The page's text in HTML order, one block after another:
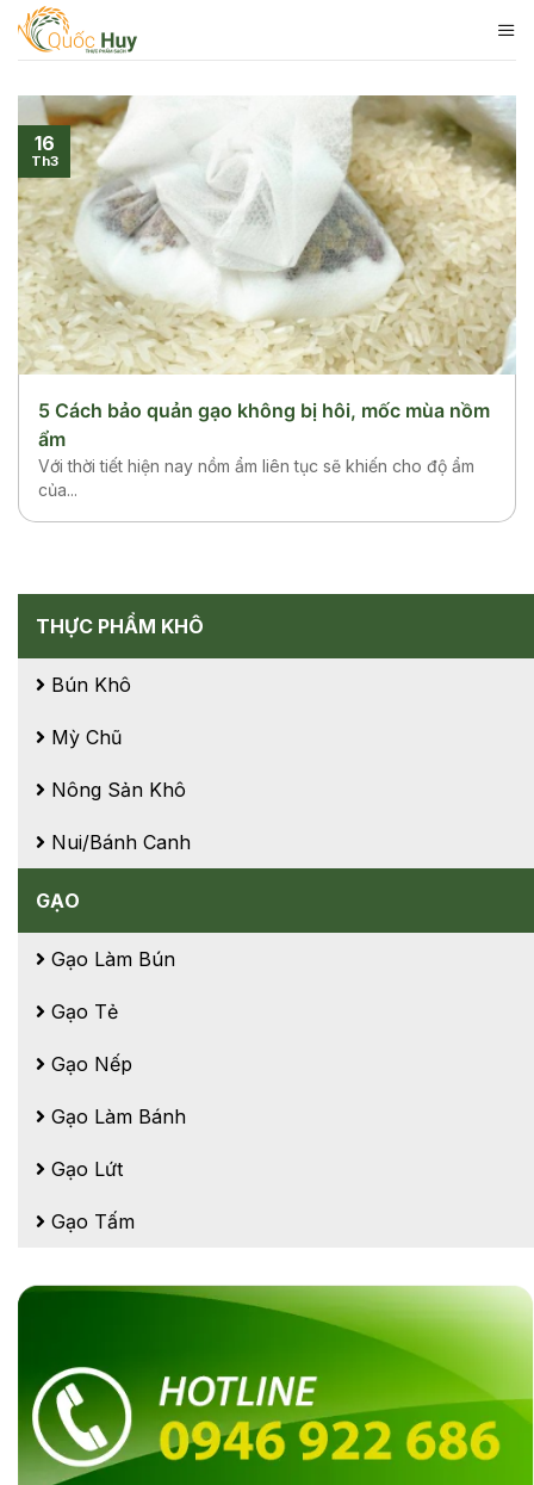
Skip
THỰC PHẨM KHÔ
Bún Khô
Mỳ Chũ
Nông Sản Khô
Nui/Bánh Canh
GẠO
Gạo Làm Bún
Gạo Tẻ
Gạo Nếp
Gạo Làm Bánh
Gạo Lứt
Gạo Tấm
5 Cách bảo quản gạo không bị hôi, mốc mùa nồm
ẩm
Với thời tiết hiện nay nồm ẩm liên tục sẽ khiến cho độ ẩm
của...
16
Th3